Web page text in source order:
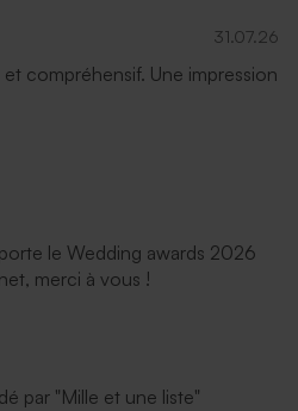
31.07.26
compréhensif. Une impression
le Wedding awards 2026
merci à vous !
par "Mille et une liste"